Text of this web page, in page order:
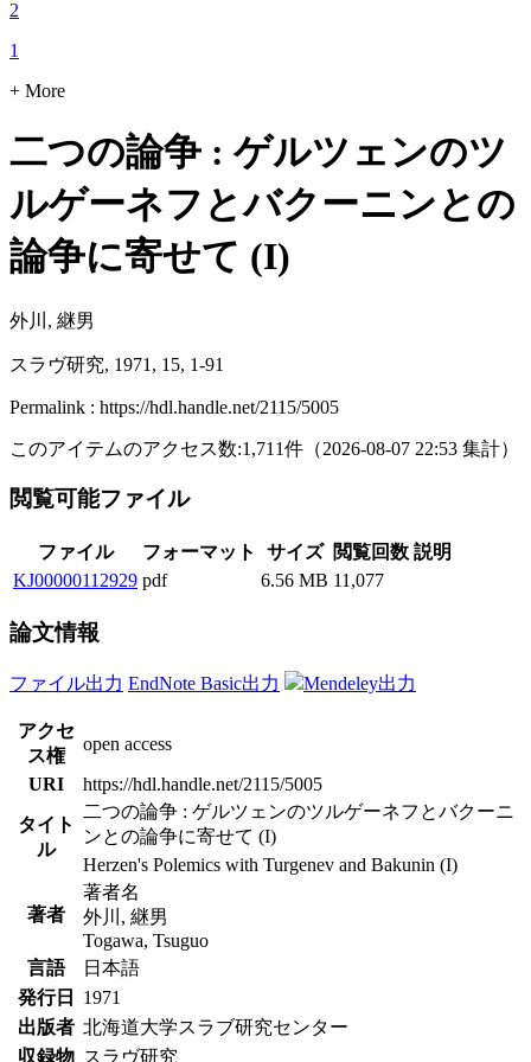
2
1
+ More
二つの論争 : ゲルツェンのツ
ルゲーネフとバクーニンとの
論争に寄せて (I)
外川, 継男
スラヴ研究, 1971, 15, 1-91
Permalink : https://hdl.handle.net/2115/5005
このアイテムのアクセス数:1,711件 （2026-08-07 22:53 集計）
閲覧可能ファイル
ファイル フォーマット サイズ 閲覧回数 説明
KJ00000112929 pdf 6.56 MB 11,077
論文情報
ファイル出力 EndNote Basic出力 Mendeley出力
アクセ
ス権
open access
URI
https://hdl.handle.net/2115/5005
タイト
ル
二つの論争 : ゲルツェンのツルゲーネフとバクーニ
ンとの論争に寄せて (I)
Herzen's Polemics with Turgenev and Bakunin (I)
著者
著者名
外川, 継男
Togawa, Tsuguo
言語
日本語
発行日
1971
出版者 北海道大学スラブ研究センター
収録物 スラヴ研究